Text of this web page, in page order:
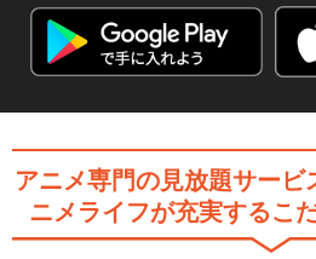
アニメ専門の見放題サービ
ニメライフが充実するこ